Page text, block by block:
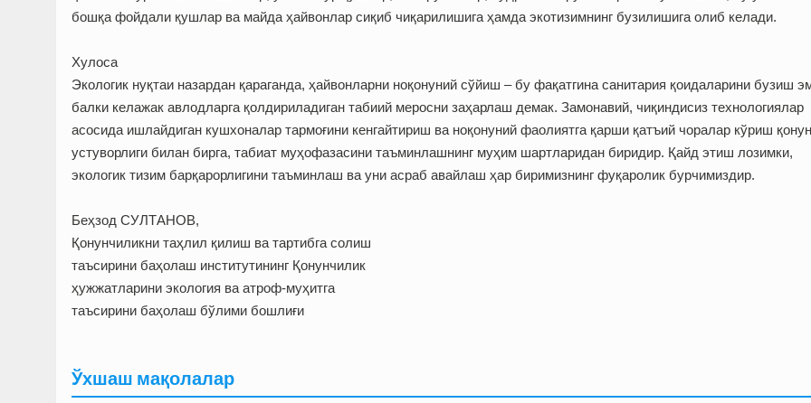
бошқа фойдали қушлар ва майда ҳайвонлар сиқиб чиқарилишига ҳамда экотизимнинг бузилишига олиб келади.
Хулоса
Экологик нуқтаи назардан қараганда, ҳайвонларни ноқонуний сўйиш – бу фақатгина санитария қоидаларини бузиш
балки келажак авлодларга қолдириладиган табиий меросни заҳарлаш демак. Замонавий, чиқиндисиз технологиялар
асосида ишлайдиган кушхоналар тармоғини кенгайтириш ва ноқонуний фаолиятга қарши қатъий чоралар кўриш қонун
устуворлиги билан бирга, табиат муҳофазасини таъминлашнинг муҳим шартларидан биридир. Қайд этиш лозимки,
экологик тизим барқарорлигини таъминлаш ва уни асраб авайлаш ҳар биримизнинг фуқаролик бурчимиздир.
Беҳзод СУЛТАНОВ,
Қонунчиликни таҳлил қилиш ва тартибга солиш
таъсирини баҳолаш институтининг Қонунчилик
ҳужжатларини экология ва атроф-муҳитга
таъсирини баҳолаш бўлими бошлиғи
Ўхшаш мақолалар